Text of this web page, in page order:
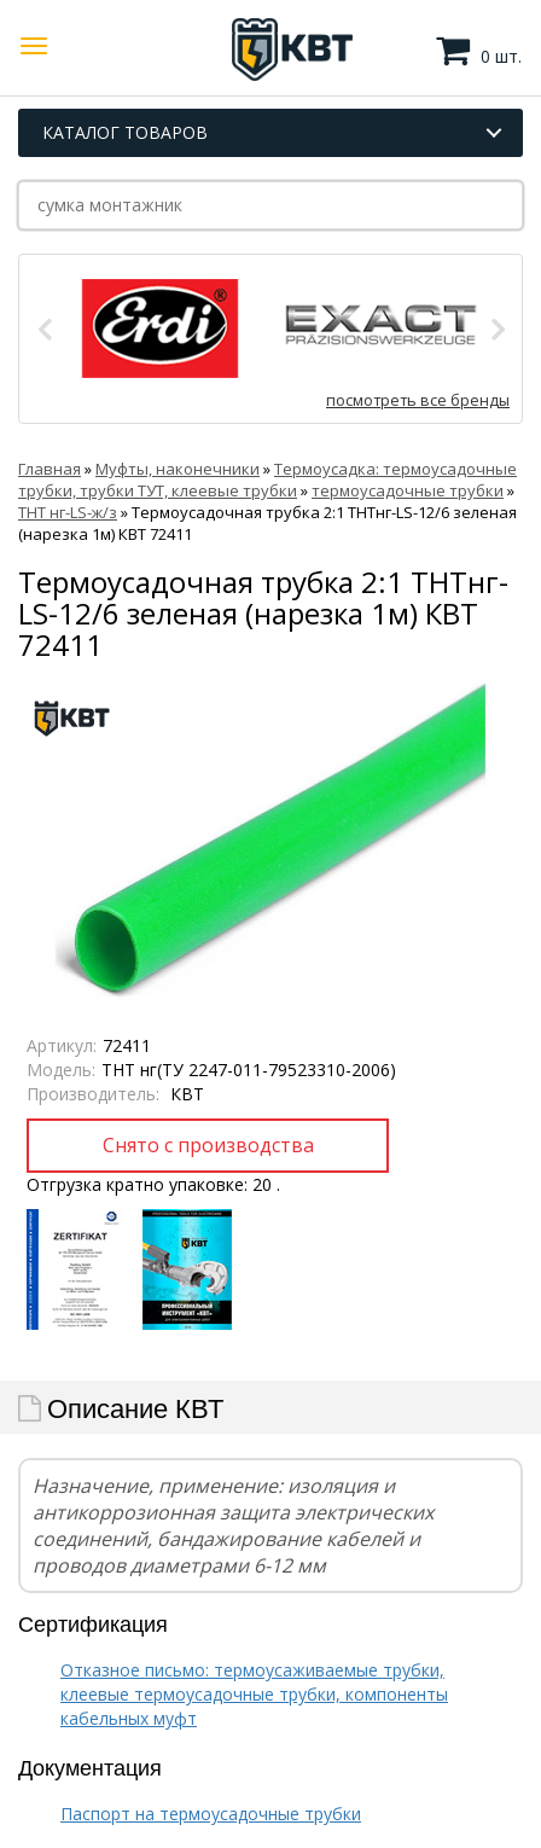
0 шт.
КАТАЛОГ ТОВАРОВ
посмотреть все бренды
Главная »Муфты, наконечники »Термоусадка: термоусадочные
трубки, трубки ТУТ, клеевые трубки »термоусадочные трубки »
ТНТ нг-LS-ж/з »Термоусадочная трубка 2:1 ТНТнг-LS-12/6 зеленая
(нарезка 1м) КВТ 72411
Термоусадочная трубка 2:1 ТНТнг-
LS-12/6 зеленая (нарезка 1м) КВТ
72411
Артикул: 72411
Модель: ТНТ нг(ТУ 2247-011-79523310-2006)
Производитель: КВТ
Отгрузка кратно упаковке: 20 .
Описание КВТ
Назначение, применение: изоляция и
антикоррозионная защита электрических
соединений, бандажирование кабелей и
проводов диаметрами 6-12 мм
Сертификация
Отказное письмо: термоусаживаемые трубки,
клеевые термоусадочные трубки, компоненты
кабельных муфт
Документация
Паспорт на термоусадочные трубки